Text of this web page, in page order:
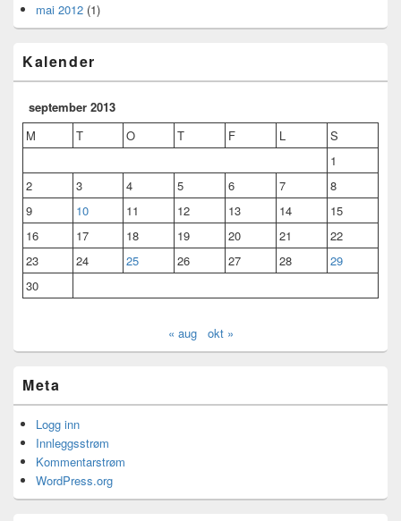
mai 2012 (1)
Kalender
september 2013
M
T O T F L
S
1
2
3 4 5 6 7
8
9
10 11 12 13 14
15
16
17 18 19 20 21
22
23
24 25 26 27 28
29
30
« aug okt »
Meta
Logg inn
Innleggsstrøm
Kommentarstrøm
WordPress.org